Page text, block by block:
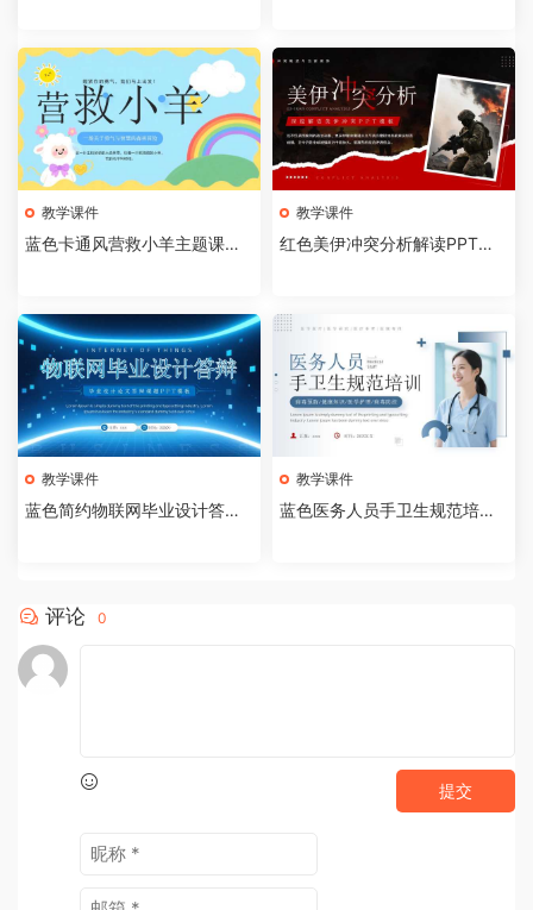
教学课件
蓝色卡通风营救小羊主题课件P
教学课件
红色美伊冲突分析解读PPT模
教学课件
蓝色简约物联网毕业设计答辩P
教学课件
蓝色医务人员手卫生规范培训
评论 0
提交